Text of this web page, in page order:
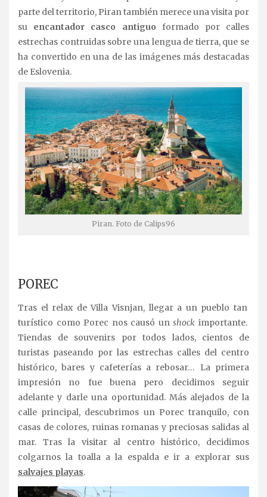
parte del territorio, Piran también merece una visita por
su encantador casco antiguo formado por calles
estrechas contruidas sobre una lengua de tierra, que se
ha convertido en una de las imágenes más destacadas
de Eslovenia.
Piran. Foto de Calips96
POREC
Tras el relax de Villa Visnjan, llegar a un pueblo tan
turístico como Porec nos causó unshock importante.
Tiendas de souvenirs por todos lados, cientos de
turistas paseando por las estrechas calles del centro
histórico, bares y cafeterías a rebosar… La primera
impresión no fue buena pero decidimos seguir
adelante y darle una oportunidad. Más alejados de la
calle principal, descubrimos un Porec tranquilo, con
casas de colores, ruinas romanas y preciosas salidas al
mar. Tras la visitar al centro histórico, decidimos
colgarnos la toalla a la espalda e ir a explorar sus
salvajes playas.